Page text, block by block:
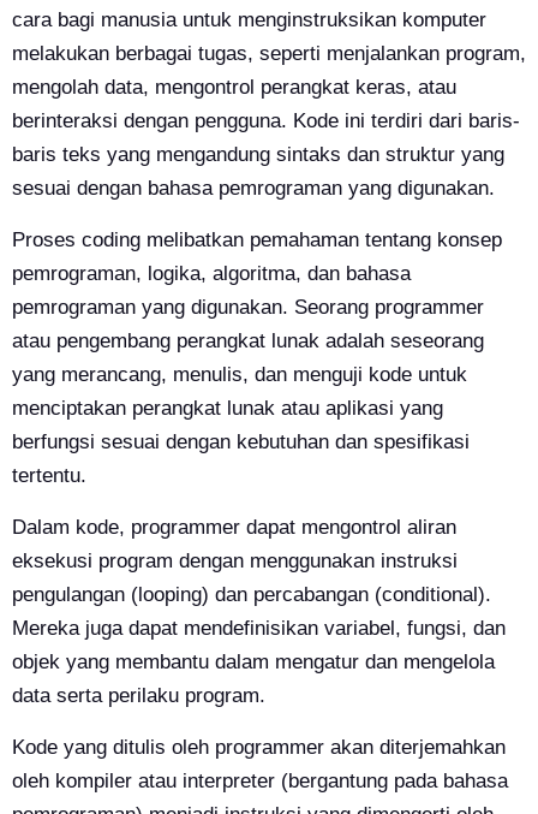
cara bagi manusia untuk menginstruksikan komputer
melakukan berbagai tugas, seperti menjalankan program,
mengolah data, mengontrol perangkat keras, atau
berinteraksi dengan pengguna. Kode ini terdiri dari baris-
baris teks yang mengandung sintaks dan struktur yang
sesuai dengan bahasa pemrograman yang digunakan.
Proses coding melibatkan pemahaman tentang konsep
pemrograman, logika, algoritma, dan bahasa
pemrograman yang digunakan. Seorang programmer
atau pengembang perangkat lunak adalah seseorang
yang merancang, menulis, dan menguji kode untuk
menciptakan perangkat lunak atau aplikasi yang
berfungsi sesuai dengan kebutuhan dan spesifikasi
tertentu.
Dalam kode, programmer dapat mengontrol aliran
eksekusi program dengan menggunakan instruksi
pengulangan (looping) dan percabangan (conditional).
Mereka juga dapat mendefinisikan variabel, fungsi, dan
objek yang membantu dalam mengatur dan mengelola
data serta perilaku program.
Kode yang ditulis oleh programmer akan diterjemahkan
oleh kompiler atau interpreter (bergantung pada bahasa